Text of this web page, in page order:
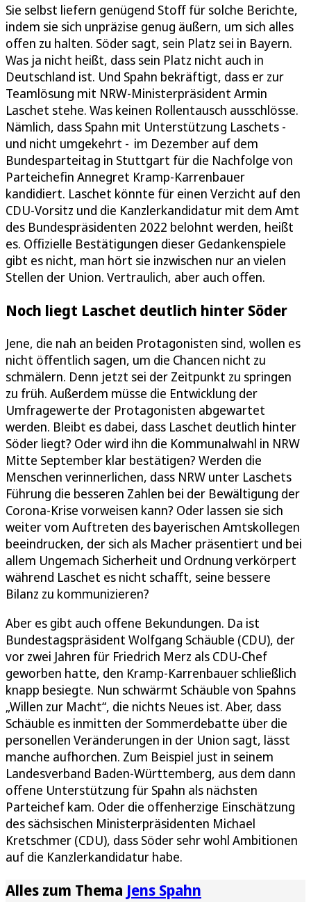
Sie selbst liefern genügend Stoff für solche Berichte,
indem sie sich unpräzise genug äußern, um sich alles
offen zu halten. Söder sagt, sein Platz sei in Bayern.
Was ja nicht heißt, dass sein Platz nicht auch in
Deutschland ist. Und Spahn bekräftigt, dass er zur
Teamlösung mit NRW-Ministerpräsident Armin
Laschet stehe. Was keinen Rollentausch ausschlösse.
Nämlich, dass Spahn mit Unterstützung Laschets -
und nicht umgekehrt - im Dezember auf dem
Bundesparteitag in Stuttgart für die Nachfolge von
Parteichefin Annegret Kramp-Karrenbauer
kandidiert. Laschet könnte für einen Verzicht auf den
CDU-Vorsitz und die Kanzlerkandidatur mit dem Amt
des Bundespräsidenten 2022 belohnt werden, heißt
es. Offizielle Bestätigungen dieser Gedankenspiele
gibt es nicht, man hört sie inzwischen nur an vielen
Stellen der Union. Vertraulich, aber auch offen.
Noch liegt Laschet deutlich hinter Söder
Jene, die nah an beiden Protagonisten sind, wollen es
nicht öffentlich sagen, um die Chancen nicht zu
schmälern. Denn jetzt sei der Zeitpunkt zu springen
zu früh. Außerdem müsse die Entwicklung der
Umfragewerte der Protagonisten abgewartet
werden. Bleibt es dabei, dass Laschet deutlich hinter
Söder liegt? Oder wird ihn die Kommunalwahl in NRW
Mitte September klar bestätigen? Werden die
Menschen verinnerlichen, dass NRW unter Laschets
Führung die besseren Zahlen bei der Bewältigung der
Corona-Krise vorweisen kann? Oder lassen sie sich
weiter vom Auftreten des bayerischen Amtskollegen
beeindrucken, der sich als Macher präsentiert und bei
allem Ungemach Sicherheit und Ordnung verkörpert
während Laschet es nicht schafft, seine bessere
Bilanz zu kommunizieren?
Aber es gibt auch offene Bekundungen. Da ist
Bundestagspräsident Wolfgang Schäuble (CDU), der
vor zwei Jahren für Friedrich Merz als CDU-Chef
geworben hatte, den Kramp-Karrenbauer schließlich
knapp besiegte. Nun schwärmt Schäuble von Spahns
„Willen zur Macht“, die nichts Neues ist. Aber, dass
Schäuble es inmitten der Sommerdebatte über die
personellen Veränderungen in der Union sagt, lässt
manche aufhorchen. Zum Beispiel just in seinem
Landesverband Baden-Württemberg, aus dem dann
offene Unterstützung für Spahn als nächsten
Parteichef kam. Oder die offenherzige Einschätzung
des sächsischen Ministerpräsidenten Michael
Kretschmer (CDU), dass Söder sehr wohl Ambitionen
auf die Kanzlerkandidatur habe.
Alles zum Thema Jens Spahn